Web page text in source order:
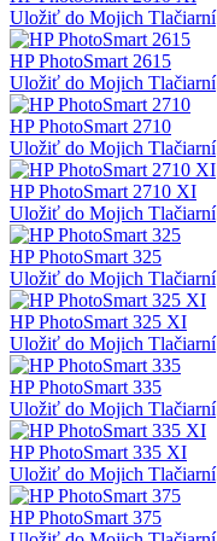
Uložiť do Mojich Tlačiarní
HP PhotoSmart 2615
Uložiť do Mojich Tlačiarní
HP PhotoSmart 2710
Uložiť do Mojich Tlačiarní
HP PhotoSmart 2710 XI
Uložiť do Mojich Tlačiarní
HP PhotoSmart 325
Uložiť do Mojich Tlačiarní
HP PhotoSmart 325 XI
Uložiť do Mojich Tlačiarní
HP PhotoSmart 335
Uložiť do Mojich Tlačiarní
HP PhotoSmart 335 XI
Uložiť do Mojich Tlačiarní
HP PhotoSmart 375